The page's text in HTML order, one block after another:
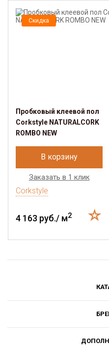
Скидка
Пробковый клеевой пол
Corkstyle NATURALCORK
ROMBO NEW
В корзину
Заказать в 1 клик
Corkstyle
4 163 руб./ м2